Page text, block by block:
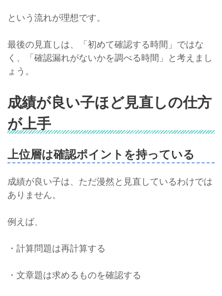
という流れが理想です。
最後の見直しは、「初めて確認する時間」ではな
く、「確認漏れがないかを調べる時間」と考えまし
ょう。
成績が良い子ほど見直しの仕方
が上手
上位層は確認ポイントを持っている
成績が良い子は、ただ漫然と見直しているわけでは
ありません。
例えば、
・計算問題は再計算する
・文章題は求めるものを確認する